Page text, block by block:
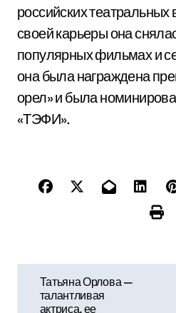
российских
своей карьеры она
популярных фильмах и
она была награждена
орел» и была
«ТЭФИ».
Татьяна Орлова —
талантливая
актриса, ее